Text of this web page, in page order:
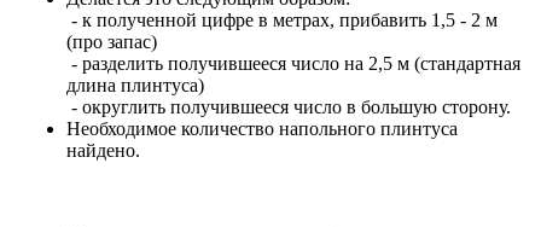
- к полученной цифре в метрах, прибавить 1,5 - 2 м
(про запас)
- разделить получившееся число на 2,5 м (стандартная
длина плинтуса)
- округлить получившееся число в большую сторону.
Необходимое количество напольного плинтуса
найдено.